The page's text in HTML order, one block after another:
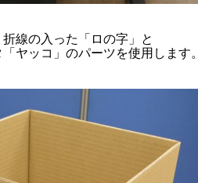
線の入った「ロの字」と
ヤッコ」のパーツを使用します。